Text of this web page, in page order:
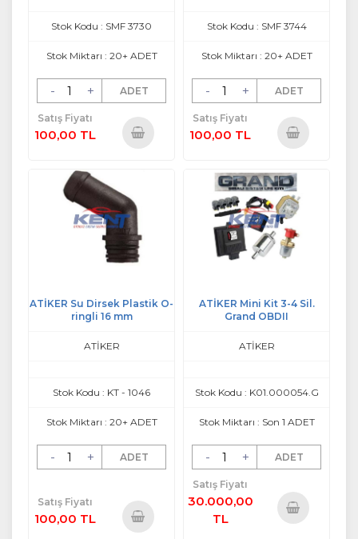
Stok Kodu : SMF 3730
Stok Miktarı : 20+ ADET
- + ADET
Satış Fiyatı
100,00 TL
Stok Kodu : SMF 3744
Stok Miktarı : 20+ ADET
- + ADET
Satış Fiyatı
100,00 TL
Ekle
ATİKER Su Dirsek Plastik O-
ringli 16 mm
ATİKER
Stok Kodu : KT - 1046
Stok Miktarı : 20+ ADET
- + ADET
Satış Fiyatı
100,00 TL
ATİKER Mini Kit 3-4 Sil.
Grand OBDII
ATİKER
Stok Kodu : K01.000054.G
Stok Miktarı : Son 1 ADET
- + ADET
Satış Fiyatı
30.000,00
TL